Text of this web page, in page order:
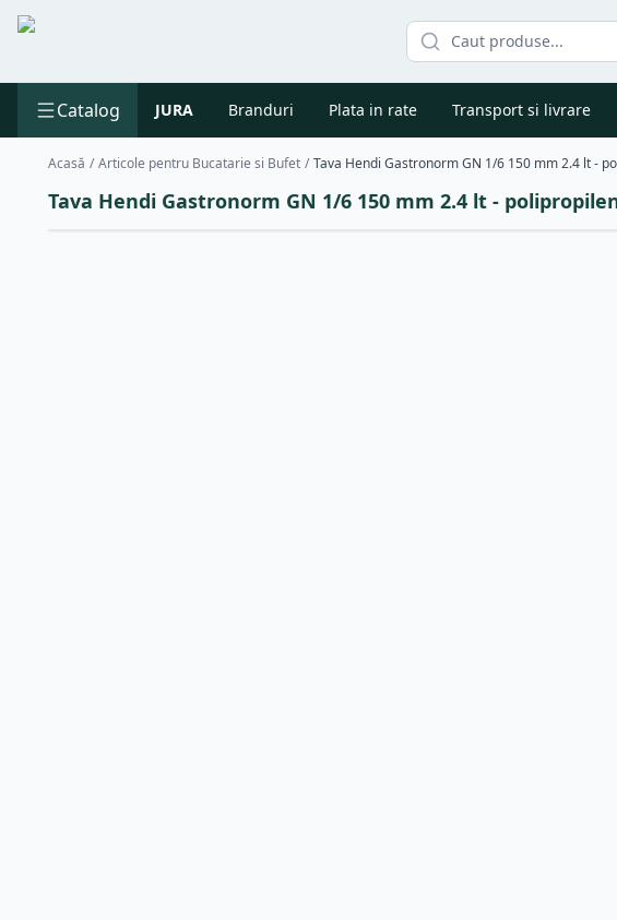
Catalog JURA Branduri Plata in rate Transport si livrare
Acasă / Articole pentru Bucatarie si Bufet /
Tava Hendi Gastronorm GN 1/6 150 mm 2.4 lt -